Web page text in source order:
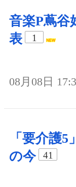
音楽P蔦谷
表
1
08月08日
「要介護
の今
41